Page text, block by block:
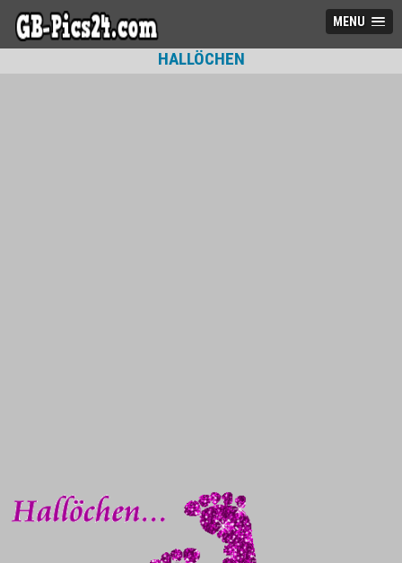
MENU
HALLÖCHEN